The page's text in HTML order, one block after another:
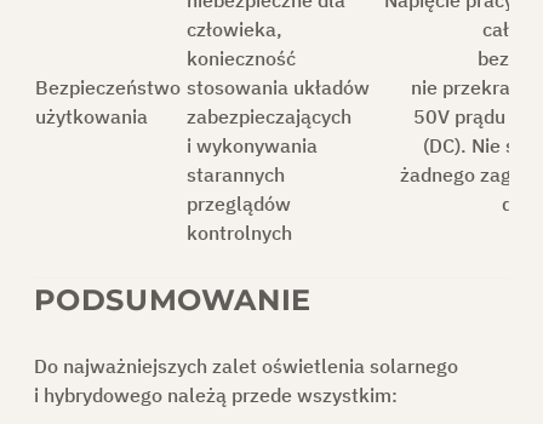
Bezpieczeństwo
użytkowania
człowieka,
konieczność
stosowania układów
zabezpieczających
i wykonywania
starannych
przeglądów
kontrolnych
nie
50V prądu
(DC). Nie
żadnego
do
PODSUMOWANIE
Do najważniejszych zalet oświetlenia solarnego
i hybrydowego należą przede wszystkim: